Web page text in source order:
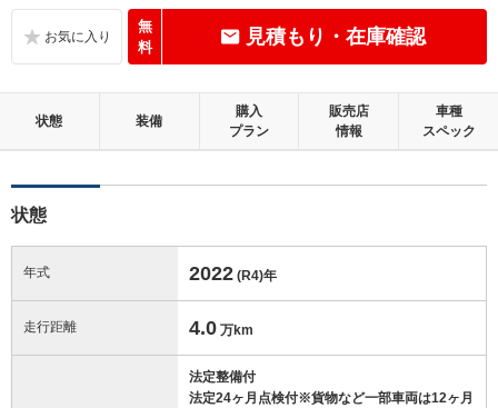
目立たない軽微なダメージはありますが、良好な状態です。
外装：
キズ、ヘコミなどが少なく、あっても目立たない、良好な状態です。
無
料
見積もり・在庫確認
状態 装備
購入
プラン
販売店
情報
車種
スペック
状態
年式 2022 (R4)年
走行距離 4.0 万km
法定整備付
法定24ヶ月点検付※貨物など一部車両は12ヶ月